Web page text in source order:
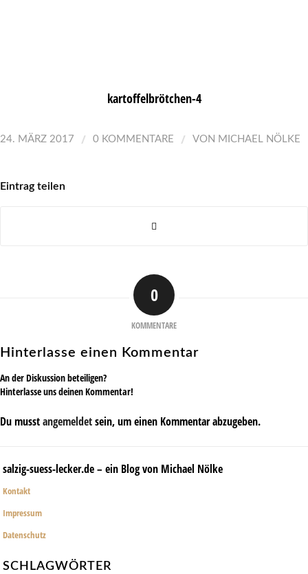
kartoffelbrötchen-4
24. MÄRZ 2017 / 0 KOMMENTARE / VON MICHAEL NÖLKE
Eintrag teilen
0
KOMMENTARE
Hinterlasse einen Kommentar
An der Diskussion beteiligen?
Hinterlasse uns deinen Kommentar!
Du musstangemeldetsein, um einen Kommentar abzugeben.
salzig-suess-lecker.de – ein Blog von Michael Nölke
Kontakt
Impressum
Datenschutz
SCHLAGWÖRTER